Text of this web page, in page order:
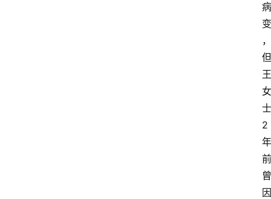
病
变
，
但
王
女
士
2
年
前
曾
因